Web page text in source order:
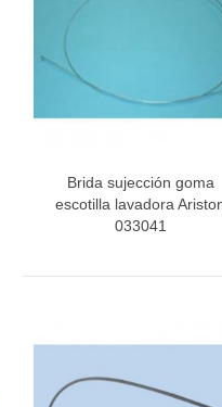
COJINETE
MANETA / MANGO
Vista rápida
Brida sujección goma
escotilla lavadora
033041